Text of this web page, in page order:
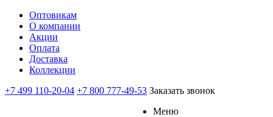
Оптовикам
О компании
Акции
Оплата
Доставка
Коллекции
+7 499 110-20-04 +7 800 777-49-53 Заказать звонок
Меню